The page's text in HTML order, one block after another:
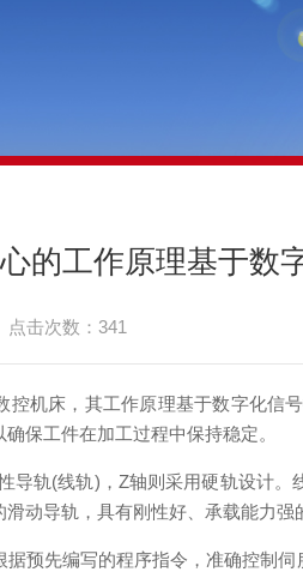
的工作原理基于数
点击次数：341
控机床，其工作原理基于数字化信
保工件在加工过程中保持稳定。
轨(线轨)，Z轴则采用硬轨设计。
动导轨，具有刚性好、承载能力
先编写的程序指令，准确控制伺